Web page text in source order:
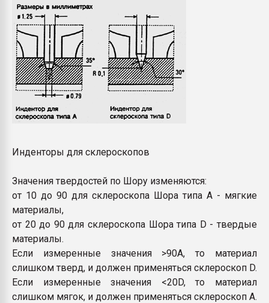
Инденторы для склероскопов
Значения твердостей по Шору изменяются:
от 10 до 90 для склероскопа Шора типа А - мягкие
материалы,
от 20 до 90 для склероскопа Шора типа D - твердые
материалы.
Если измеренные значения >90А, то материал
слишком тверд, и должен применяться склероскоп D.
Если измеренные значения <20D, то материал
слишком мягок, и должен применяться склероскоп А.